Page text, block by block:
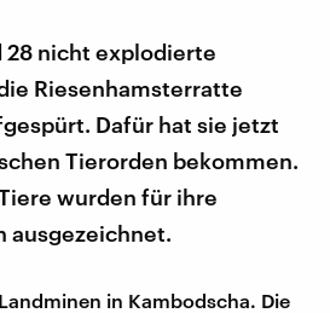
28 nicht explodierte
Riesenhamsterratte
Dafür hat sie jetzt
Tierorden bekommen.
wurden für ihre
ausgezeichnet.
in Kambodscha. Die